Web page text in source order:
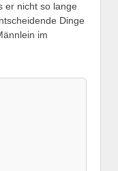
er nicht so lange
Dinge
im